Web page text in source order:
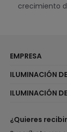
crecimiento
EMPRESA
Atención al
Métodos de
¿Eres
ILUMINACIÓN
Marcas
Calculadora de
ILUMINACIÓN
Top Marcas
¿Quieres